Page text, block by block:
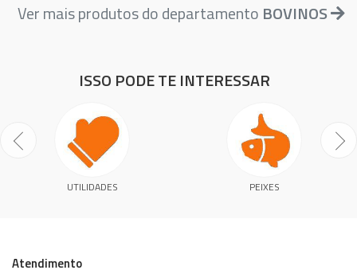
Ver mais produtos do departamento BOVINOS
ISSO PODE TE INTERESSAR
UTILIDADES PEIXES
Atendimento